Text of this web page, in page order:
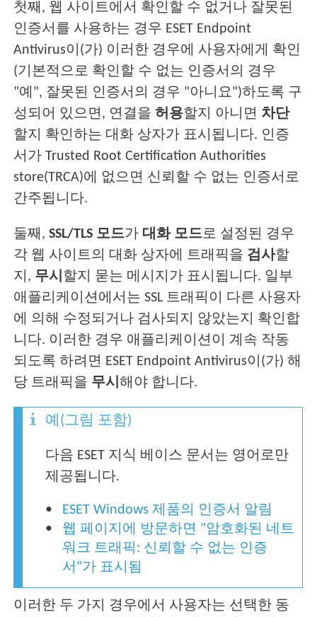
첫째, 웹 사이트에서 확인할 수 없거나 잘못된
인증서를 사용하는 경우 ESET Endpoint
Antivirus이(가) 이러한 경우에 사용자에게 확인
(기본적으로 확인할 수 없는 인증서의 경우
"예", 잘못된 인증서의 경우 "아니요")하도록 구
성되어 있으면, 연결을 허용할지 아니면 차단
할지 확인하는 대화 상자가 표시됩니다. 인증
서가 Trusted Root Certification Authorities
store(TRCA)에 없으면 신뢰할 수 없는 인증서로
간주됩니다.
둘째,SSL/TLS 모드가 대화 모드로 설정된 경우
각 웹 사이트의 대화 상자에 트래픽을 검사할
지, 무시 할지 묻는 메시지가 표시됩니다. 일부
애플리케이션에서는 SSL 트래픽이 다른 사용자
에 의해 수정되거나 검사되지 않았는지 확인합
니다. 이러한 경우 애플리케이션이 계속 작동
되도록 하려면 ESET Endpoint Antivirus이(가) 해
당 트래픽을 무시해야 합니다.
예(그림 포함)
다음 ESET 지식 베이스 문서는 영어로만
제공됩니다.
ESET Windows 제품의 인증서 알림
웹 페이지에 방문하면 "암호화된 네트
워크 트래픽: 신뢰할 수 없는 인증
서"가 표시됨
이러한 두 가지 경우에서 사용자는 선택한 동